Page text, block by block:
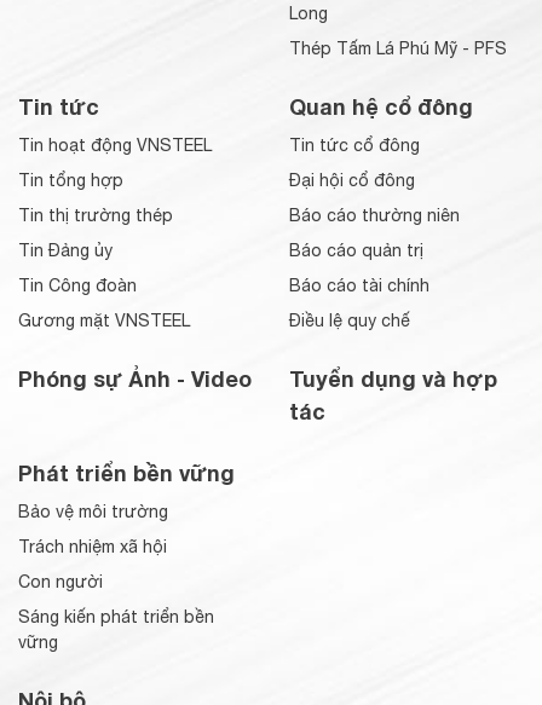
Long
Thép Tấm Lá Phú Mỹ - PFS
Tin tức
Tin hoạt động VNSTEEL
Tin tổng hợp
Tin thị trường thép
Tin Đảng ủy
Tin Công đoàn
Gương mặt VNSTEEL
Phóng sự Ảnh - Video
Quan hệ cổ đông
Tin tức cổ đông
Đại hội cổ đông
Báo cáo thường niên
Báo cáo quản trị
Báo cáo tài chính
Điều lệ quy chế
Tuyển dụng và hợp
tác
Phát triển bền vững
Bảo vệ môi trường
Trách nhiệm xã hội
Con người
Sáng kiến phát triển bền
vững